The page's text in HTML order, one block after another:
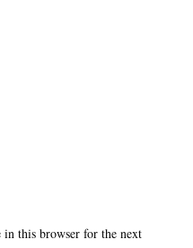
in this browser for the next